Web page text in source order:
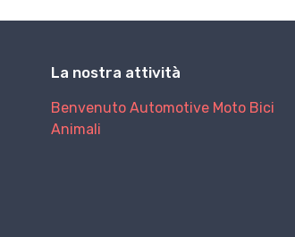
La nostra attività
Benvenuto Automotive Moto Bici
Animali